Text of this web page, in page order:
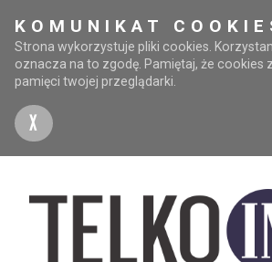
KOMUNIKAT
Strona wykorzystuje pliki cookies.
oznacza na to zgodę. Pamiętaj, że cookies
pamięci twojej przeglądarki.
X